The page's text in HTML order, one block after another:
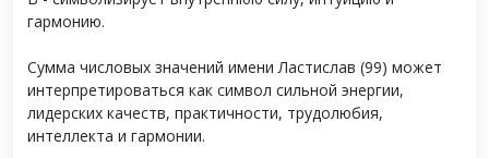
гармонию.
Сумма числовых значений имени Ластислав (99) может
интерпретироваться как символ сильной энергии,
лидерских качеств, практичности, трудолюбия,
интеллекта и гармонии.